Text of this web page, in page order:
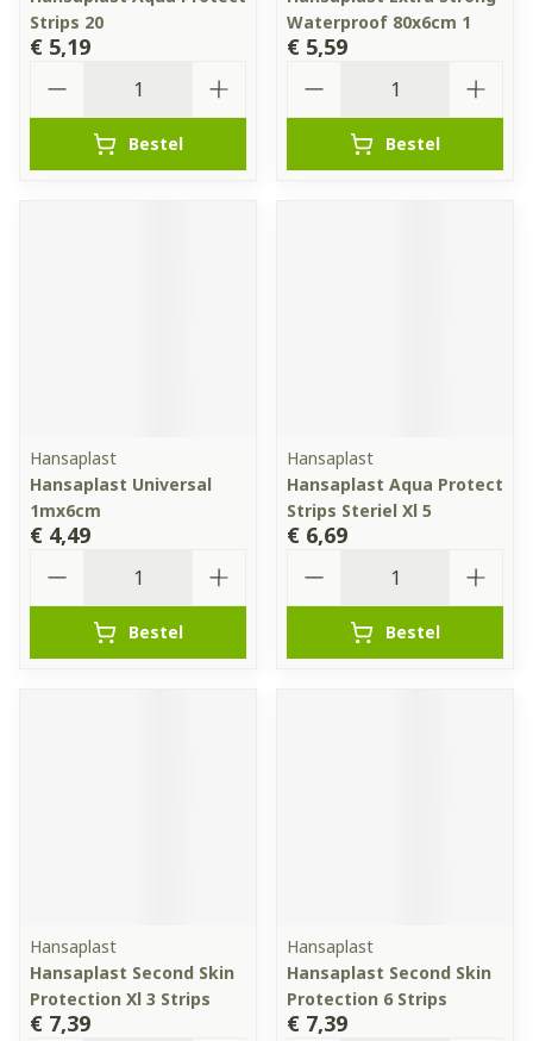
Strips 20
€ 5,19
Bestel
Waterproof 80x6cm 1
€ 5,59
Bestel
Hansaplast
Hansaplast Universal
1mx6cm
€ 4,49
Bestel
Hansaplast
Hansaplast Aqua Protect
Strips Steriel Xl 5
€ 6,69
Bestel
Hansaplast
Hansaplast Second Skin
Protection Xl 3 Strips
€ 7,39
Hansaplast
Hansaplast Second Skin
Protection 6 Strips
€ 7,39